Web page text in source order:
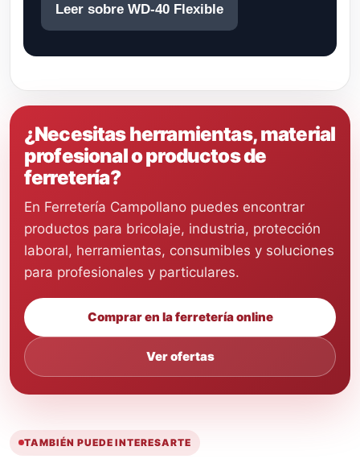
Leer sobre WD-40 Flexible
¿Necesitas herramientas, material
profesional o productos de
ferretería?
En Ferretería Campollano puedes encontrar
productos para bricolaje, industria, protección
laboral, herramientas, consumibles y soluciones
para profesionales y particulares.
Comprar en la ferretería online
Ver ofertas
TAMBIÉN PUEDE INTERESARTE